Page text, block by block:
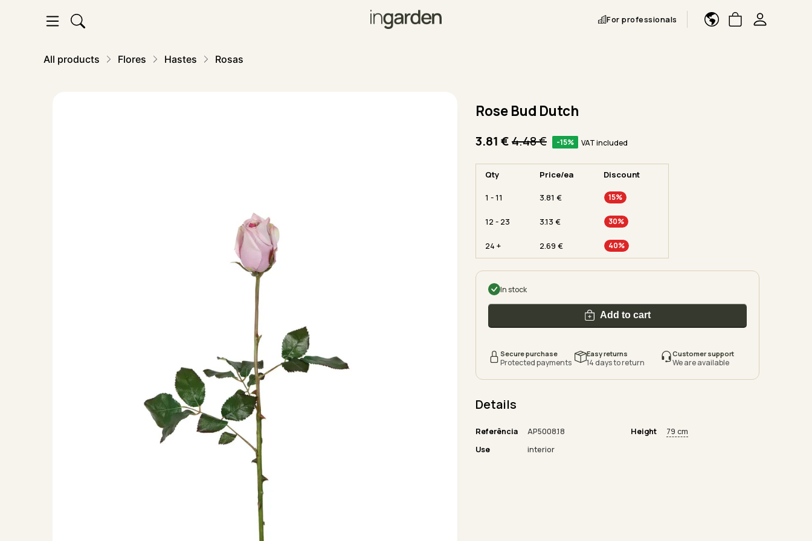
For professionals
All products Flores Hastes Rosas
Rose Bud Dutch
3.81 €4.48€ -15% VAT included
Qty Price/ea Discount
1 - 11 3.81 € 15%
12 - 23 3.13 € 30%
24 + 2.69 € 40%
In stock
Add to cart
Secure purchase
Protected payments
Easy returns
14 days to return
Customer support
We are available
Details
Referência AP5008.18 Height
79 cm
Use
interior